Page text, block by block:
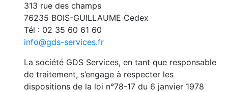
313 rue des champs
76235 BOIS-GUILLAUME Cedex
Tél : 02 35 60 61 60
info@gds-services.fr
La société GDS Services, en tant que responsable
de traitement, s’engage à respecter les
dispositions de la loi n°78-17 du 6 janvier 1978